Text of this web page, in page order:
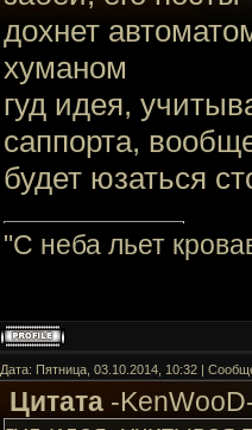
дохнет
хуманом
гуд идея,
саппорта,
будет юзаться
"C неба льет
Дата: Пятница, 03.10.2014, 10:32 |
Цитата -